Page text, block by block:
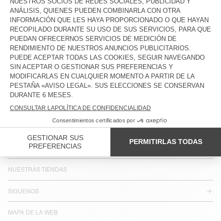
PAÍSES/REGIONES : ESPAÑA
IDIOMA :
ACCESIBILIDAD
JOIN US
SERVICIO AL CLIENTE
AVISO LEGAL
NUESTRAS TIENDAS
SIGUENOS
MAPA DE LA WEB
BOLETÍN INFORMATIVO